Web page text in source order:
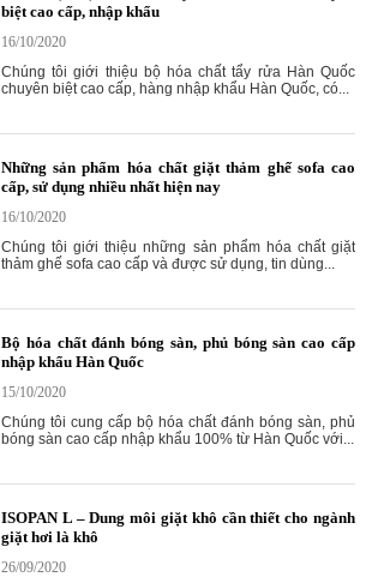
biệt cao cấp, nhập khẩu
16/10/2020
Chúng tôi giới thiệu bộ hóa chất tẩy rửa Hàn Quốc
chuyên biệt cao cấp, hàng nhập khẩu Hàn Quốc, có...
Những sản phẩm hóa chất giặt thảm ghế sofa cao
cấp, sử dụng nhiều nhất hiện nay
16/10/2020
Chúng tôi giới thiệu những sản phẩm hóa chất giặt
thảm ghế sofa cao cấp và được sử dụng, tin dùng...
Bộ hóa chất đánh bóng sàn, phủ bóng sàn cao cấp
nhập khẩu Hàn Quốc
15/10/2020
Chúng tôi cung cấp bộ hóa chất đánh bóng sàn, phủ
bóng sàn cao cấp nhập khẩu 100% từ Hàn Quốc với...
ISOPAN L – Dung môi giặt khô cần thiết cho ngành
giặt hơi là khô
26/09/2020